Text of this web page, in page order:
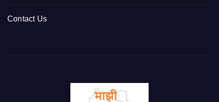
Contact Us